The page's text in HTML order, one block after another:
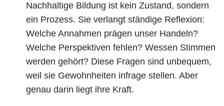
Nachhaltige Bildung ist kein Zustand, sondern
ein Prozess. Sie verlangt ständige Reflexion:
Welche Annahmen prägen unser Handeln?
Welche Perspektiven fehlen? Wessen Stimmen
werden gehört? Diese Fragen sind unbequem,
weil sie Gewohnheiten infrage stellen. Aber
genau darin liegt ihre Kraft.